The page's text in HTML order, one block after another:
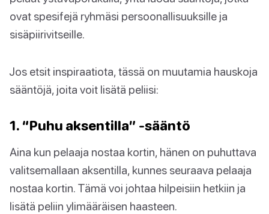
ovat spesifejä ryhmäsi persoonallisuuksille ja
sisäpiirivitseille.
Jos etsit inspiraatiota, tässä on muutamia hauskoja
sääntöjä, joita voit lisätä peliisi:
1. “Puhu aksentilla” -sääntö
Aina kun pelaaja nostaa kortin, hänen on puhuttava
valitsemallaan aksentilla, kunnes seuraava pelaaja
nostaa kortin. Tämä voi johtaa hilpeisiin hetkiin ja
lisätä peliin ylimääräisen haasteen.